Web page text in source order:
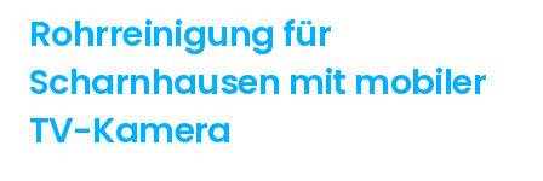
Rohrreinigung für
Scharnhausen mit mobiler
TV-Kamera